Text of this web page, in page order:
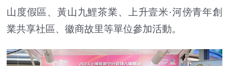
山度假區、黃山九鯉茶業、上升壹米·河傍青年創
業共享社區、徽商故里等單位參加活動。